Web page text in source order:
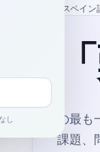
スペイン
の最
課題、
し